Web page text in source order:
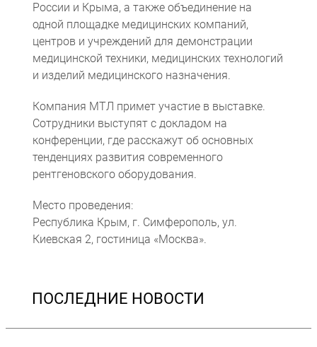
России и Крыма, а также объединение на
одной площадке медицинских компаний,
центров и учреждений для демонстрации
медицинской техники, медицинских технологий
и изделий медицинского назначения.
Компания МТЛ примет участие в выставке.
Сотрудники выступят с докладом на
конференции, где расскажут об основных
тенденциях развития современного
рентгеновского оборудования.
Место проведения:
Республика Крым, г. Симферополь, ул.
Киевская 2, гостиница «Москва».
ПОСЛЕДНИЕ НОВОСТИ